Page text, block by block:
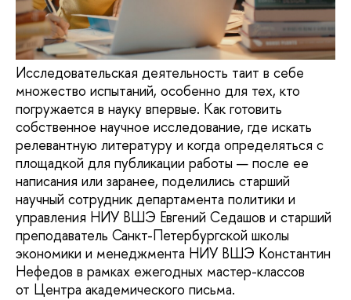
Исследовательская деятельность таит в себе
множество испытаний, особенно для тех, кто
погружается в науку впервые. Как готовить
собственное научное исследование, где искать
релевантную литературу и когда определяться с
площадкой для публикации работы — после ее
написания или заранее, поделились старший
научный сотрудник департамента политики и
управления НИУ ВШЭ Евгений Седашов и старший
преподаватель Санкт-Петербургской школы
экономики и менеджмента НИУ ВШЭ Константин
Нефедов в рамках ежегодных мастер-классов
от Центра академического письма.